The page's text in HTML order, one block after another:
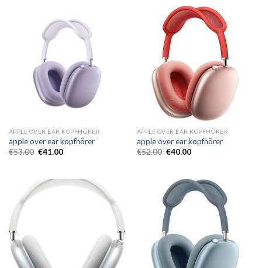
APPLE OVER EAR KOPFHÖRER
apple over ear kopfhörer
€53.00 €41.00
APPLE OVER EAR KOPFHÖRER
apple over ear kopfhörer
€52.00 €40.00